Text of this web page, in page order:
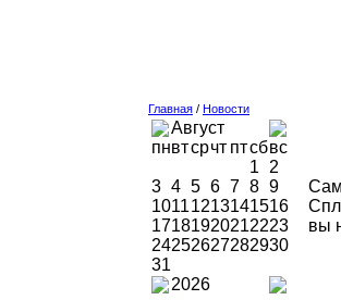
Главная / Новости
Август
пнвтсрчт птсбвс
1
2
3 4 5 6 7 8 9
10111213141516
17181920212223
24252627282930
31
2026
вы